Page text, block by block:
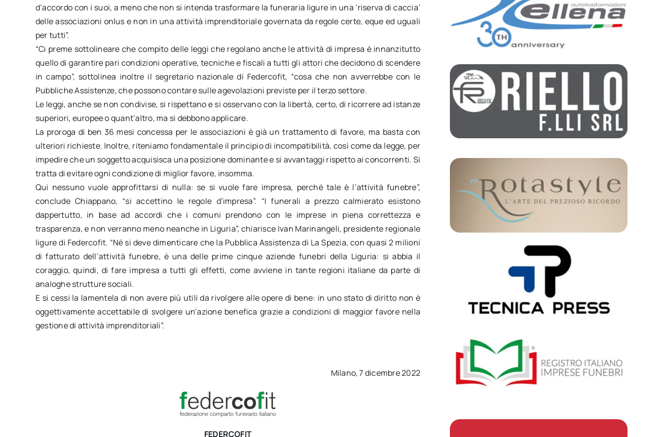
d’accordo con i suoi, a meno che non si intenda trasformare la funeraria ligure in una ‘riserva di caccia’
delle associazioni onlus e non in una attività imprenditoriale governata da regole certe, eque ed uguali
per tutti”.
“Ci preme sottolineare che compito delle leggi che regolano anche le attività di impresa è innanzitutto
quello di garantire pari condizioni operative, tecniche e fiscali a tutti gli attori che decidono di scendere
in campo”, sottolinea inoltre il segretario nazionale di Federcofit, “cosa che non avverrebbe con le
Pubbliche Assistenze, che possono contare sulle agevolazioni previste per il terzo settore.
Le leggi, anche se non condivise, si rispettano e si osservano con la libertà, certo, di ricorrere ad istanze
superiori, europee o quant’altro, ma si debbono applicare.
La proroga di ben 36 mesi concessa per le associazioni è già un trattamento di favore, ma basta con
ulteriori richieste. Inoltre, riteniamo fondamentale il principio di incompatibilità, così come da legge, per
impedire che un soggetto acquisisca una posizione dominante e si avvantaggi rispetto ai concorrenti. Si
tratta di evitare ogni condizione di miglior favore, insomma.
Qui nessuno vuole approfittarsi di nulla: se si vuole fare impresa, perché tale è l’attività funebre”,
conclude Chiappano, “si accettino le regole d’impresa”. “I funerali a prezzo calmierato esistono
dappertutto, in base ad accordi che i comuni prendono con le imprese in piena correttezza e
trasparenza, e non verranno meno neanche in Liguria”, chiarisce Ivan Marinangeli, presidente regionale
ligure di Federcofit. “Né si deve dimenticare che la Pubblica Assistenza di La Spezia, con quasi 2 milioni
di fatturato dell’attività funebre, è una delle prime cinque aziende funebri della Liguria: si abbia il
coraggio, quindi, di fare impresa a tutti gli effetti, come avviene in tante regioni italiane da parte di
analoghe strutture sociali.
E si cessi la lamentela di non avere più utili da rivolgere alle opere di bene: in uno stato di diritto non è
oggettivamente accettabile di svolgere un’azione benefica grazie a condizioni di maggior favore nella
gestione di attività imprenditoriali”.
Milano, 7 dicembre 2022
FEDERCOFIT